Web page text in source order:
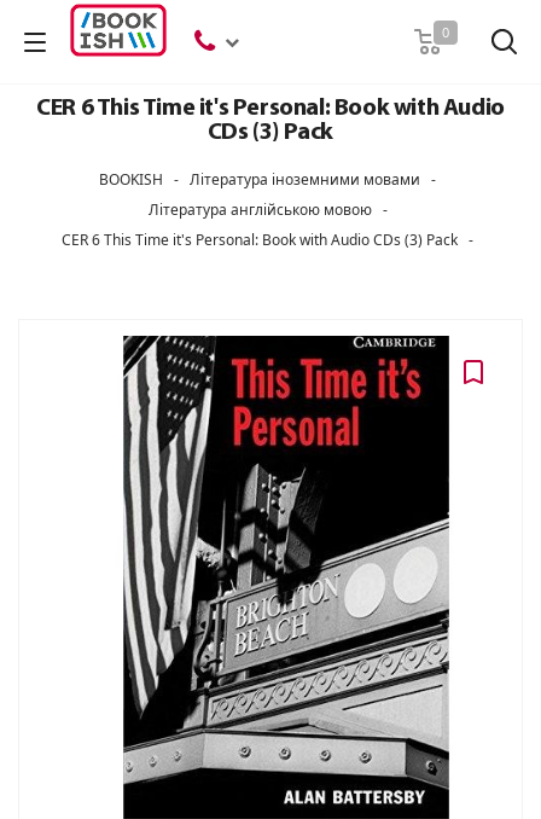
0
CER 6 This Time it's Personal: Book with Audio
CDs (3) Pack
BOOKISH - Література іноземними мовами -
Література англійською мовою -
CER 6 This Time it's Personal: Book with Audio CDs (3) Pack -